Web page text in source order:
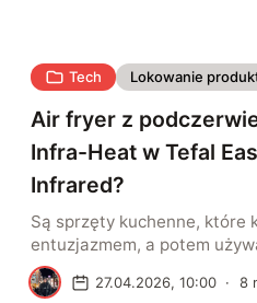
ale nie oznacza to, że
Tech Lokowanie
Air fryer z
Infra-Heat w Tefal
Infrared?
Są sprzęty kuchenne, które
entuzjazmem, a potem
nich zapomina. Air fryer ma
gdy dzieje się odwrotnie —
K 27.04.2026, 10:00 · 8